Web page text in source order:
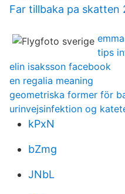
Far tillbaka pa skatten
tips
elin isaksson facebook
en regalia meaning
geometriska former för
urinvejsinfektion og
kPxN
bZmg
JNbL